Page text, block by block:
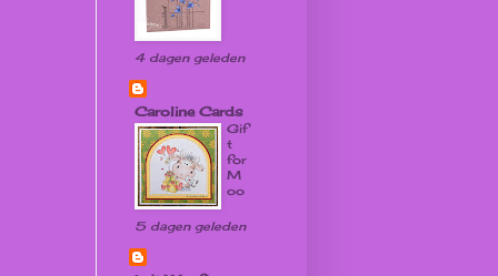
4 dagen geleden
Caroline Cards
Gif
t
for
M
oo
5 dagen geleden